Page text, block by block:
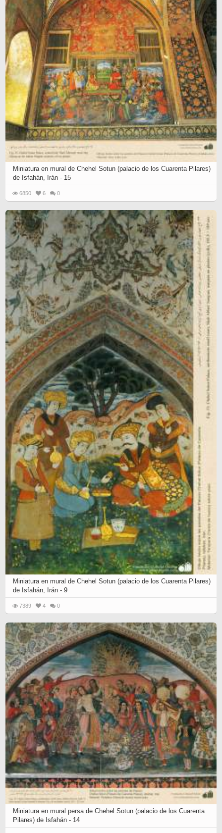
Miniatura en mural de Chehel Sotun (palacio de los Cuarenta Pilares)
de Isfahán, Irán - 15
6850 6 0
Miniatura en mural de Chehel Sotun (palacio de los Cuarenta Pilares)
de Isfahán, Irán - 9
7389 4 0
Miniatura en mural persa de Chehel Sotun (palacio de los Cuarenta
Pilares) de Isfahán - 14